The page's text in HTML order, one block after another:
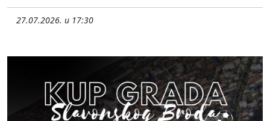
27.07.2026. u 17:30